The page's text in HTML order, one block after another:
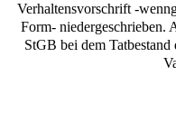
Verhaltensvorschrift -
Form- niedergeschrieben.
StGB bei dem